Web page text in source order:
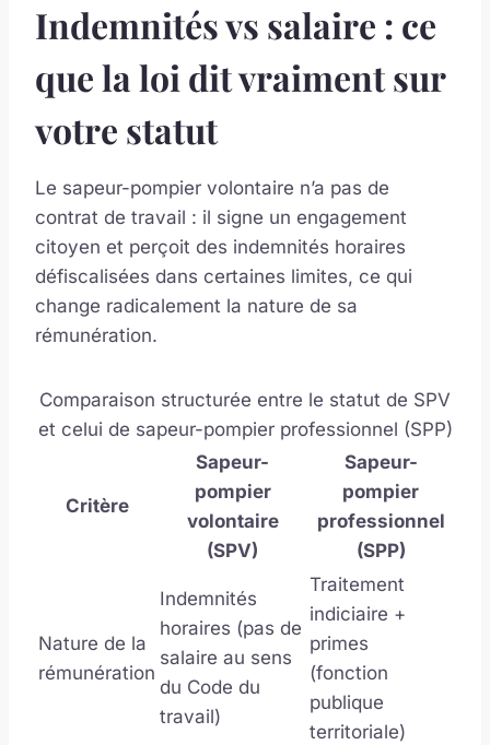
Indemnités vs salaire : ce
que la loi dit vraiment sur
votre statut
Le sapeur-pompier volontaire n’a pas de
contrat de travail : il signe un engagement
citoyen et perçoit des indemnités horaires
défiscalisées dans certaines limites, ce qui
change radicalement la nature de sa
rémunération.
Comparaison structurée entre le statut de SPV
et celui de sapeur-pompier professionnel (SPP)
Critère
Sapeur-
pompier
volontaire
(SPV)
Sapeur-
pompier
professionnel
(SPP)
Nature de la
rémunération
Indemnités
horaires (pas de
salaire au sens
du Code du
travail)
Traitement
indiciaire +
primes
(fonction
publique
territoriale)